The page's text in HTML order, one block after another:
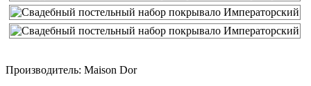
Производитель: Maison Dor